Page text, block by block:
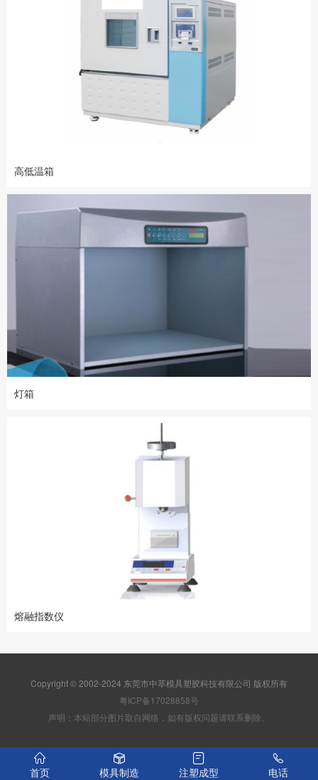
高低温箱
灯箱
熔融指数仪
Copyright © 2002-2024 东莞市中萃模具塑胶科技有限公司 版权所有
粤ICP备17028858号
声明：本站部分图片取自网络，如有版权问题请联系删除。
首页 模具制造 注塑成型 电话